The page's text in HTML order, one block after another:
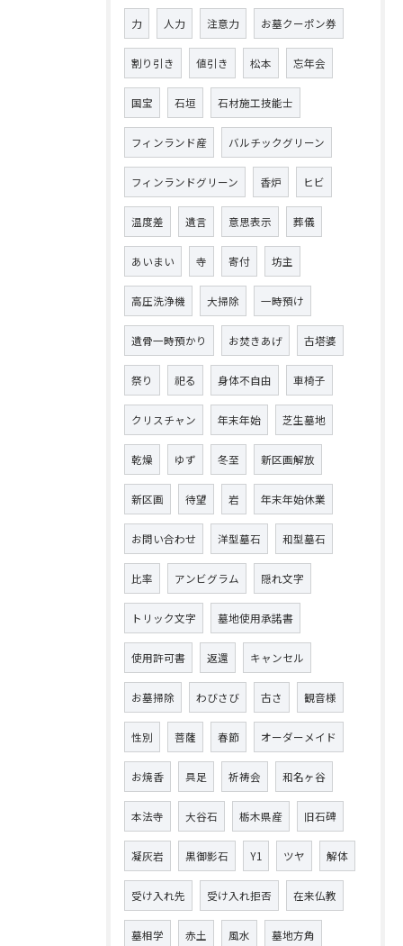
力 人力 注意力 お墓クーポン券
割り引き 値引き 松本 忘年会
国宝 石垣 石材施工技能士
フィンランド産 バルチックグリーン
フィンランドグリーン 香炉 ヒビ
温度差 遺言 意思表示 葬儀
あいまい 寺 寄付 坊主
高圧洗浄機 大掃除 一時預け
遺骨一時預かり お焚きあげ 古塔婆
祭り 祀る 身体不自由 車椅子
クリスチャン 年末年始 芝生墓地
乾燥 ゆず 冬至 新区画解放
新区画 待望 岩 年末年始休業
お問い合わせ 洋型墓石 和型墓石
比率 アンビグラム 隠れ文字
トリック文字 墓地使用承諾書
使用許可書 返還 キャンセル
お墓掃除 わびさび 古さ 観音様
性別 菩薩 春節 オーダーメイド
お焼香 具足 祈祷会 和名ヶ谷
本法寺 大谷石 栃木県産 旧石碑
凝灰岩 黒御影石 Y1 ツヤ 解体
受け入れ先 受け入れ拒否 在来仏教
墓相学 赤土 風水 墓地方角